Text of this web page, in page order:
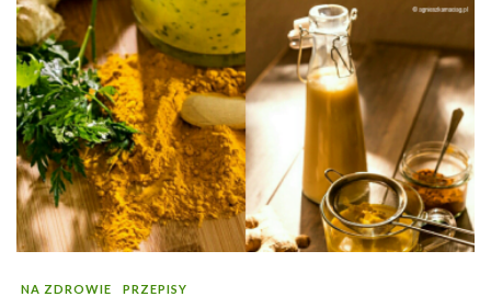
NA ZDROWIE PRZEPISY